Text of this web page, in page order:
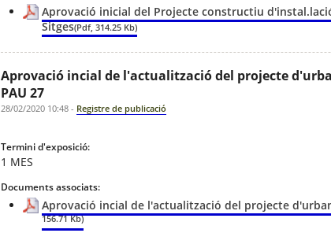
Aprovació inicial del Projecte constructiu
Sitges(Pdf, 314.25 Kb)
Aprovació incial de l'actualització del projecte
PAU 27
28/02/2020 10:48 - Registre de publicació
Termini d'exposició:
1 MES
Documents associats:
Aprovació incial de l'actualització del projecte
156.71 Kb)